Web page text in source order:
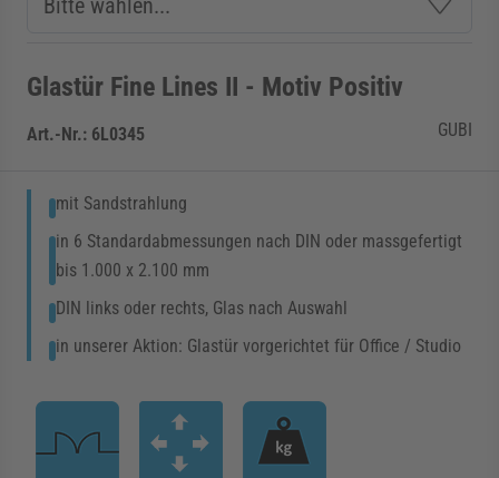
Glastür Fine Lines II - Motiv Positiv
Art.-Nr.: 6L0345 GUBI
mit Sandstrahlung
in 6 Standardabmessungen nach DIN oder massgefertigt
bis 1.000 x 2.100 mm
DIN links oder rechts, Glas nach Auswahl
in unserer Aktion: Glastür vorgerichtet für Office / Studio